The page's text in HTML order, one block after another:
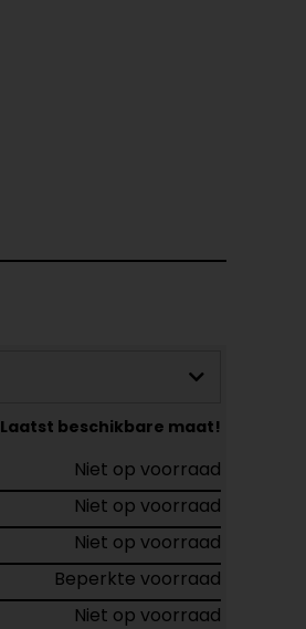
Laatst beschikbare maat!
Niet op voorraad
Niet op voorraad
Niet op voorraad
Beperkte voorraad
Niet op voorraad